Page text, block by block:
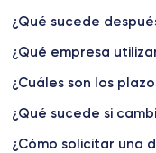
¿Qué sucede
¿Qué empresa
¿Cuáles son los
¿Qué sucede si
¿Cómo solicitar una